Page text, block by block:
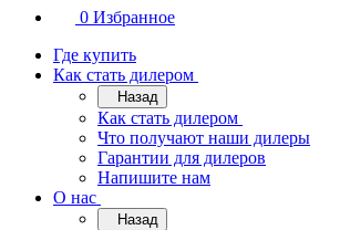
0 Избранное
Где купить
Как стать дилером
Назад
Как стать дилером
Что получают наши дилеры
Гарантии для дилеров
Напишите нам
О нас
Назад